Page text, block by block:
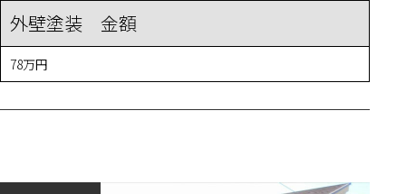
外壁塗装 金額
78万円